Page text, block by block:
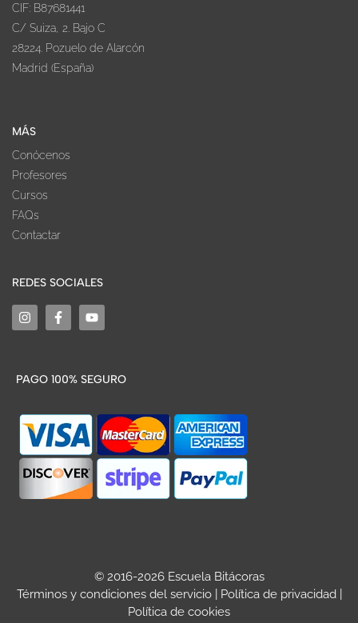
CIF: B87681441
C/ Suiza, 2. Bajo C
28224. Pozuelo de Alarcón
Madrid (España)
MÁS
Conócenos
Profesores
Cursos
FAQs
Contactar
REDES SOCIALES
PAGO 100% SEGURO
© 2016-2026 Escuela Bitácoras
Términos y condiciones del servicio| Política de privacidad|
Política de cookies